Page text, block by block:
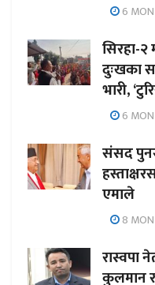
6
सिरहा-
दुःखका
भारी,
6
संसद
एमाले
8
रास्वपा
कुलमान